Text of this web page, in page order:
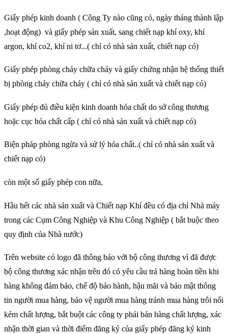
Giấy phép kinh doanh ( Công Ty nào cũng có, ngày tháng thành lập
,hoạt động) và giấy phép sản xuất, sang chiết nạp khí oxy, khí
argon, khí co2, khí ni tơ...( chỉ có nhà sản xuất, chiết nạp có)
Giấy phép phòng cháy chữa cháy và giấy chứng nhận hệ thống thiết
bị phòng cháy chữa cháy ( chỉ có nhà sản xuất và chiết nạp có)
Giấy phép đủ điều kiện kinh doanh hóa chất do sở công thương
hoặc cục hóa chất cấp ( chỉ có nhà sản xuất và chiết nạp có)
Biện pháp phòng ngừa và sử lý hóa chất..( chỉ có nhà sản xuất và
chiết nạp có)
còn một số giấy phép con nữa,
Hầu hết các nhà sản xuất và Chiết nạp Khí đều có địa chỉ Nhà máy
trong các Cụm Công Nghiệp và Khu Công Nghiệp ( bắt buộc theo
quy định của Nhà nước)
Trên website có logo đã thông báo với bộ công thương vì đã được
bộ công thương xác nhận trên đó có yêu cầu trả hàng hoàn tiền khi
hàng không đảm bảo, chế độ bảo hành, hậu mãi và bảo mật thông
tin người mua hàng, bảo vệ người mua hàng tránh mua hàng trôi nổi
kém chất lượng, bắt buột các công ty phải bán hàng chất lượng, xác
nhận thời gian và thời điểm đăng ký của giấy phép đăng ký kinh